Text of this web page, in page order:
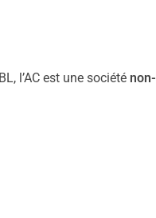
l’AC est une société non-